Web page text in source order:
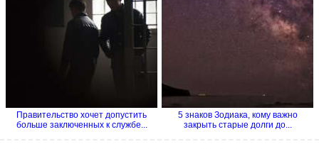
Правительство хочет допустить
больше заключенных к службе...
5 знаков Зодиака, кому важно
закрыть старые долги до...